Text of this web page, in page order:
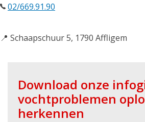
02/669.91.90
📍 Schaapschuur 5, 1790 Affligem
Download onze
vochtproblemen
herkennen